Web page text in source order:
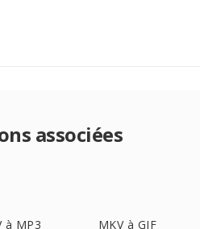
associées
à MP3 MKV à GIF